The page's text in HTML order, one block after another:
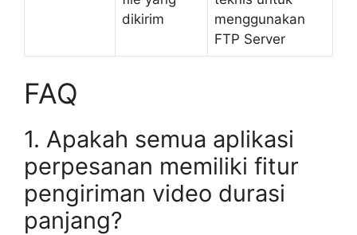
dikirim
menggunakan
FTP Server
FAQ
1. Apakah semua aplikasi
perpesanan memiliki fitur
pengiriman video durasi
panjang?